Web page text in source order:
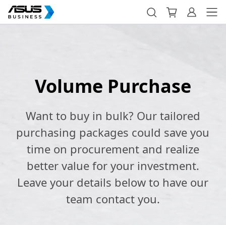
Volume Purchase
Want to buy in bulk? Our tailored
purchasing packages could save you
time on procurement and realize
better value for your investment.
Leave your details below to have our
team contact you.